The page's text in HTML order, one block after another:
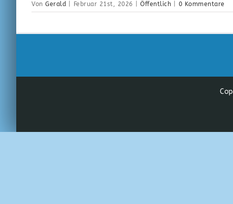
Von Gerald Februar 21st, 2026 Öffentlich 0 Kommentare